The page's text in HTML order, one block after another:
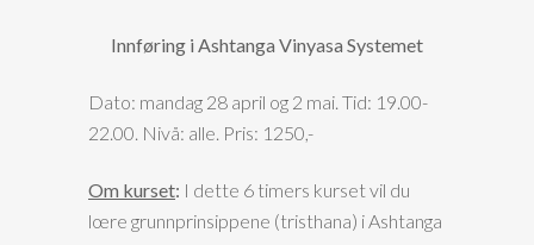
Innføring i Ashtanga Vinyasa Systemet
Dato: mandag 28 april og 2 mai. Tid: 19.00-
22.00. Nivå: alle. Pris: 1250,-
Om kurset: I dette 6 timers kurset vil du
lœre grunnprinsippene (tristhana) i Ashtanga